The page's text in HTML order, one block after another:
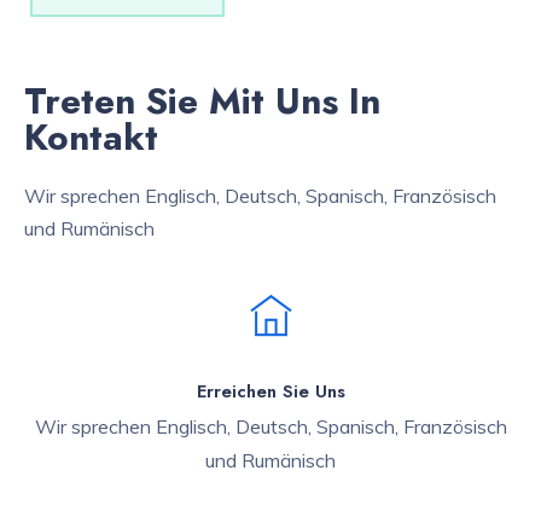
Treten Sie Mit Uns In
Kontakt
Wir sprechen Englisch, Deutsch, Spanisch, Französisch
und Rumänisch
Erreichen Sie Uns
Wir sprechen Englisch, Deutsch, Spanisch, Französisch
und Rumänisch